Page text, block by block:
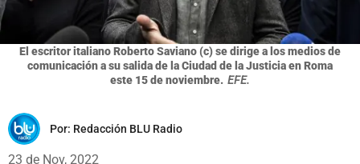
El escritor italiano Roberto Saviano (c) se dirige a los medios de
comunicación a su salida de la Ciudad de la Justicia en Roma
este 15 de noviembre. EFE.
Por: Redacción BLU Radio
23 de Nov, 2022